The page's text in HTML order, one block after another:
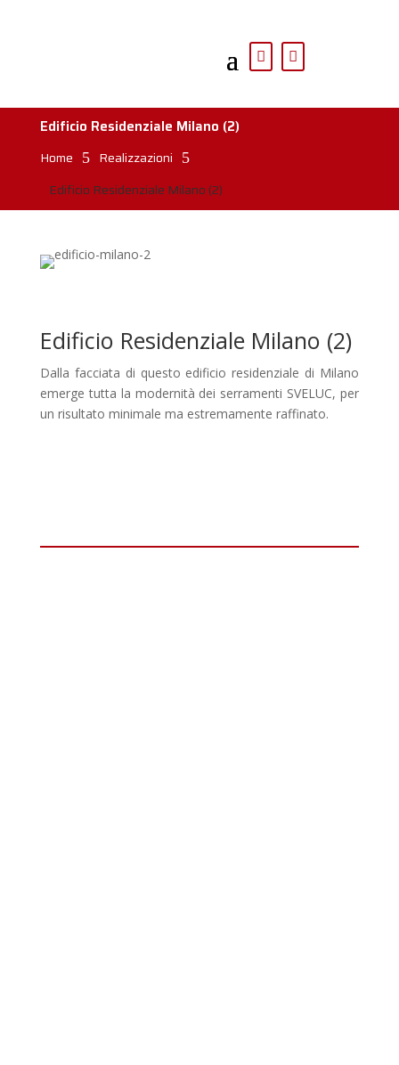
Edificio Residenziale Milano (2)
Home 5 Realizzazioni 5
Edificio Residenziale Milano (2)
Edificio Residenziale Milano (2)
Dalla facciata di questo edificio residenziale di Milano
emerge tutta la modernità dei serramenti SVELUC, per
un risultato minimale ma estremamente raffinato.